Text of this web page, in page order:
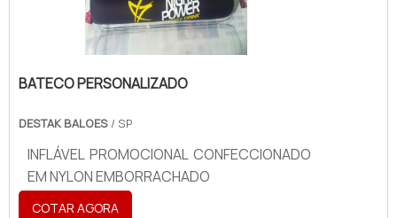
BATECO PERSONALIZADO
DESTAK BALOES / SP
INFLÁVEL PROMOCIONAL CONFECCIONADO
EM NYLON EMBORRACHADO
COTAR AGORA